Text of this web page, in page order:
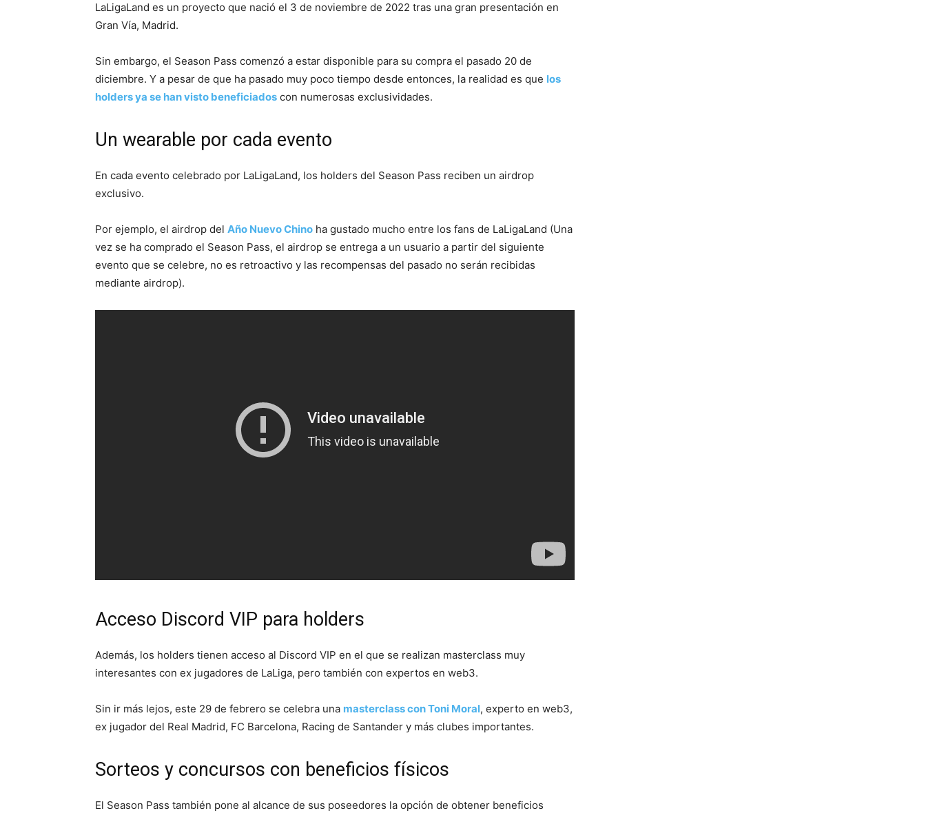
LaLigaLand es un proyecto que nació el 3 de noviembre de 2022 tras una gran presentación en
Gran Vía, Madrid.
Sin embargo, el Season Pass comenzó a estar disponible para su compra el pasado 20 de
diciembre. Y a pesar de que ha pasado muy poco tiempo desde entonces, la realidad es que los
holders ya se han visto beneficiados con numerosas exclusividades.
Un wearable por cada evento
En cada evento celebrado por LaLigaLand, los holders del Season Pass reciben un airdrop
exclusivo.
Por ejemplo, el airdrop del Año Nuevo Chino ha gustado mucho entre los fans de LaLigaLand (Una
vez se ha comprado el Season Pass, el airdrop se entrega a un usuario a partir del siguiente
evento que se celebre, no es retroactivo y las recompensas del pasado no serán recibidas
mediante airdrop).
Acceso Discord VIP para holders
Además, los holders tienen acceso al Discord VIP en el que se realizan masterclass muy
interesantes con ex jugadores de LaLiga, pero también con expertos en web3.
Sin ir más lejos, este 29 de febrero se celebra una masterclass con Toni Moral, experto en web3,
ex jugador del Real Madrid, FC Barcelona, Racing de Santander y más clubes importantes.
Sorteos y concursos con beneficios físicos
El Season Pass también pone al alcance de sus poseedores la opción de obtener beneficios